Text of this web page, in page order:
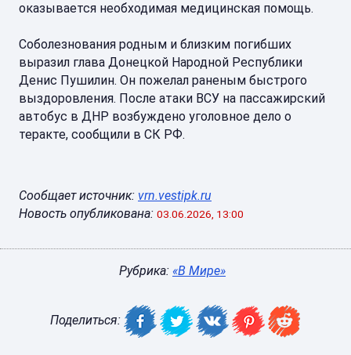
оказывается необходимая медицинская помощь.
Соболезнования родным и близким погибших
выразил глава Донецкой Народной Республики
Денис Пушилин. Он пожелал раненым быстрого
выздоровления. После атаки ВСУ на пассажирский
автобус в ДНР возбуждено уголовное дело о
теракте, сообщили в СК РФ.
Сообщает источник: vrn.vestipk.ru
Новость опубликована: 03.06.2026, 13:00
Рубрика: «В Мире»
Поделиться: